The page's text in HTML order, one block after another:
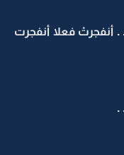
فعلا أنفجرت